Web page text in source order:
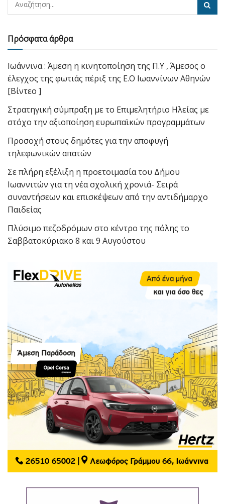
Πρόσφατα άρθρα
Ιωάννινα : Άμεση η κινητοποίηση της Π.Υ , Άμεσος ο
έλεγχος της φωτιάς πέριξ της Ε.Ο Ιωαννίνων Αθηνών
[Βίντεο ]
Στρατηγική σύμπραξη με το Επιμελητήριο Ηλείας με
στόχο την αξιοποίηση ευρωπαϊκών προγραμμάτων
Προσοχή στους δημότες για την αποφυγή
τηλεφωνικών απατών
Σε πλήρη εξέλιξη η προετοιμασία του Δήμου
Ιωαννιτών για τη νέα σχολική χρονιά- Σειρά
συναντήσεων και επισκέψεων από την αντιδήμαρχο
Παιδείας
Πλύσιμο πεζοδρόμων στο κέντρο της πόλης το
Σαββατοκύριακο 8 και 9 Αυγούστου